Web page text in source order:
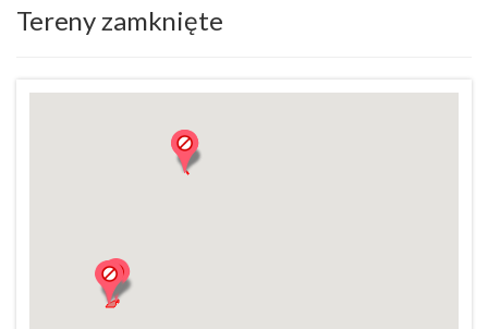
Tereny zamknięte